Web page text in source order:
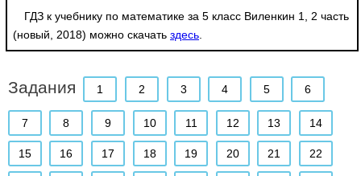
ГДЗ к учебнику по математике за 5 класс Виленкин 1, 2 часть
(новый, 2018) можно скачать здесь
Задания 1 2 3 4 5 6
7 8 9 10 11 12 13 14
15 16 17 18 19 20 21 22